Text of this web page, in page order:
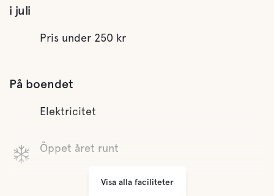
i juli
Pris under 250 kr
På boendet
Elektricitet
Öppet året runt
SophanteringVisa alla faciliteter